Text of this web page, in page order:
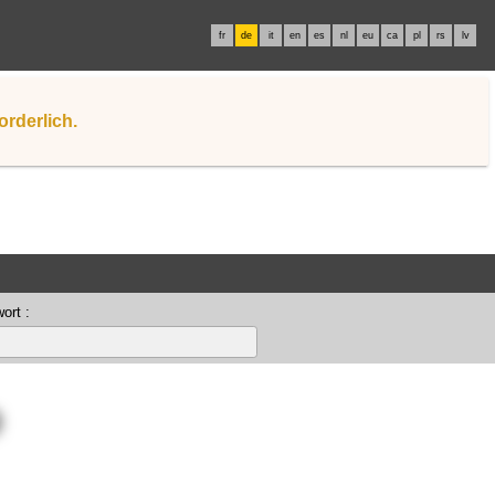
fr de it en es nl eu ca pl rs lv
: